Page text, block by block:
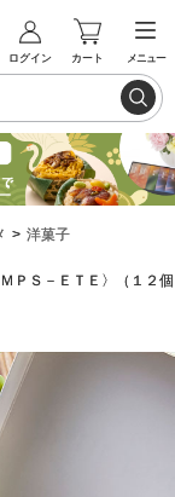
ログイン カート メニュー
洋菓子
ＰＳ－ＥＴＥ〉（１２個